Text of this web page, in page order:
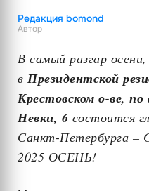
Редакция bomond
Автор
В самый разгар
в Президентской
Крестовском о-ве,
Невки, 6 состоится
Санкт-Петербурга –
2025 ОСЕНЬ!